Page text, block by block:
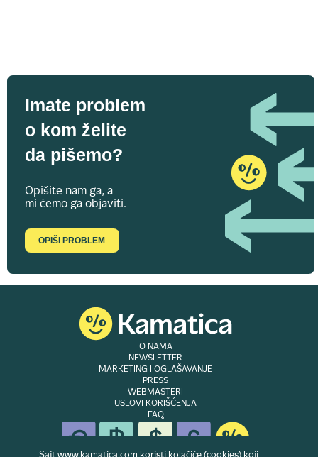
Imate problem
o kom želite
da pišemo?
Opišite nam ga, a
mi ćemo ga objaviti.
OPIŠI PROBLEM
O NAMA
NEWSLETTER
MARKETING I OGLAŠAVANJE
PRESS
WEBMASTERI
USLOVI KORIŠĆENJA
FAQ